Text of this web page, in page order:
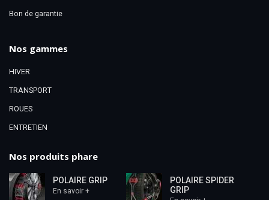
Bon de garantie
Nos gammes
HIVER
TRANSPORT
ROUES
ENTRETIEN
Nos produits phare
POLAIRE GRIP
En savoir +
POLAIRE SPIDER
GRIP